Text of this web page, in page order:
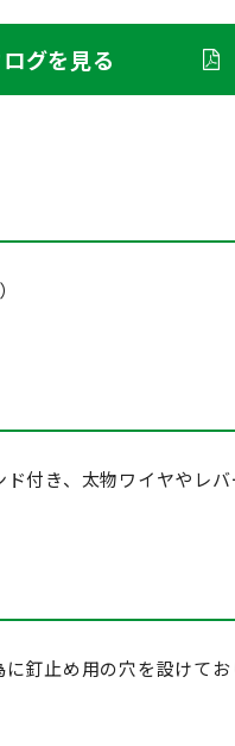
グを見る
付き、太物ワイヤやレ
釘止め用の穴を設けてお